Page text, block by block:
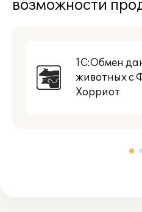
возможности
1С:Обмен
животных с
Хорриот